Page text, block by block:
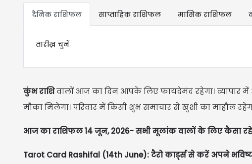
दैनिक राशिफल साप्ताहिक राशिफल मासिक राशिफल
तारीख़ चुनें
कुंभ राशिवालों आज का दिन आपके लिए फायदेमंद रहेगा। व्यापार में
मौका मिलेगा। परिवार में किसी शुभ समाचार से खुशी का माहौल
आज का राशिफल 14 जून, 2026- सभी मूलांक वालों के लिए कैसा
Tarot Card Rashifal (14th June): टैरो कार्ड्स से करें अपने